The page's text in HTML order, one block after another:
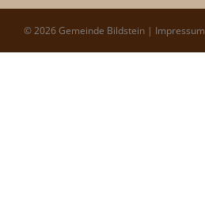
© 2026 Gemeinde Bildstein | Impressum